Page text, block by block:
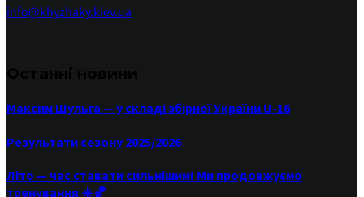
info@khyzhaky.kiev.ua
Максим Шульга — у складі збірної України U-16
Результати сезону 2025/2026
Літо — час ставати сильнішим! Ми продовжуємо
тренування ☀️🏀